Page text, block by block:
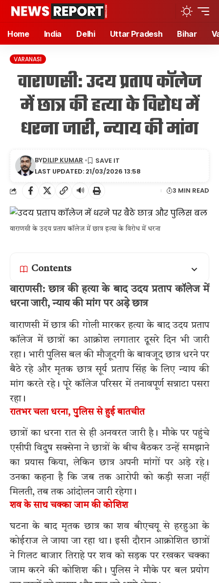
Home India Delhi Uttar Pradesh Bihar
VARANASI
वाराणसी: उदय प्रताप कॉलेज
में छात्र की हत्या के विरोध में
धरना जारी, न्याय की मांग
LAST UPDATED: 21/03/2026 13:58
BYDILIP KUMAR
🔊 3 MIN READ
वाराणसी के उदय प्रताप कॉलेज में छात्र हत्या के विरोध में धरना
Contents
वाराणसी: छात्र की हत्या के बाद उदय प्रताप कॉलेज में
धरना जारी, न्याय की मांग पर अड़े छात्र
वाराणसी में छात्र की गोली मारकर हत्या के बाद उदय प्रताप
कॉलेज में छात्रों का आक्रोश लगातार दूसरे दिन भी जारी
रहा। भारी पुलिस बल की मौजूदगी के बावजूद छात्र धरने पर
बैठे रहे और मृतक छात्र सूर्य प्रताप सिंह के लिए न्याय की
मांग करते रहे। पूरे कॉलेज परिसर में तनावपूर्ण सन्नाटा पसरा
रहा।
रातभर चला धरना, पुलिस से हुई बातचीत
छात्रों का धरना रात से ही अनवरत जारी है। मौके पर पहुंचे
एसीपी विदुष सक्सेना ने छात्रों के बीच बैठकर उन्हें समझाने
का प्रयास किया, लेकिन छात्र अपनी मांगों पर अड़े रहे।
उनका कहना है कि जब तक आरोपी को कड़ी सजा नहीं
मिलती, तब तक आंदोलन जारी रहेगा।
शव के साथ चक्का जाम की कोशिश
घटना के बाद मृतक छात्र का शव बीएचयू से हरहुआ के
कोईराज ले जाया जा रहा था। इसी दौरान आक्रोशित छात्रों
ने गिलट बाजार तिराहे पर शव को सड़क पर रखकर चक्का
जाम करने की कोशिश की। पुलिस ने मौके पर बल प्रयोग